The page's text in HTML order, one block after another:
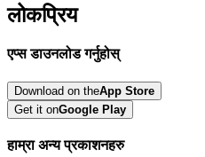
लोकप्रिय
एप्स डाउनलोड गर्नुहोस्
Download on theApp Store
Get it onGoogle Play
हाम्रा अन्य प्रकाशनहरु